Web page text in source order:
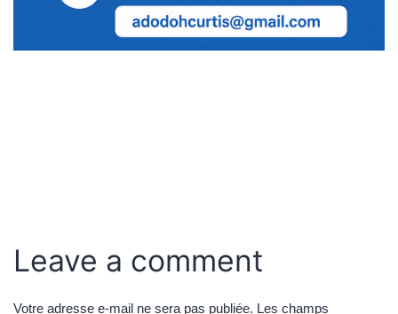
Leave a comment
Votre adresse e-mail ne sera pas publiée. Les champs